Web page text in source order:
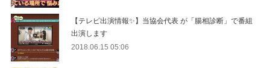
【テレビ出演情報✨】当協会代表 が「腸相診断」で番組
出演します
2018.06.15 05:06